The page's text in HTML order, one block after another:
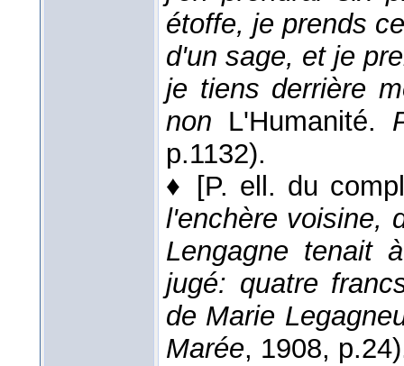
étoffe, je prends
d'un sage, et je
je tiens derrière
non L'Humanité.
p.1132).
♦
[P. ell. du
l'enchère voisine,
Lengagne tenait
jugé: quatre
de Marie
Marée, 1908,